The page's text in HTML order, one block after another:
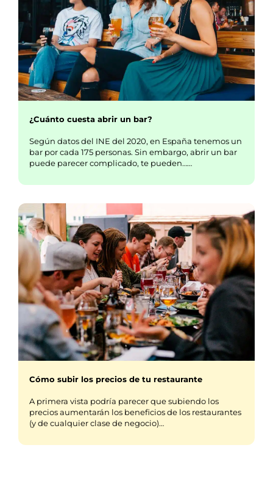
¿Cuánto cuesta abrir un bar?
Según datos del INE del 2020, en España tenemos un
bar por cada 175 personas. Sin embargo, abrir un bar
puede parecer complicado, te pueden……
Cómo subir los precios de tu restaurante
A primera vista podría parecer que subiendo los
precios aumentarán los beneficios de los restaurantes
(y de cualquier clase de negocio)…